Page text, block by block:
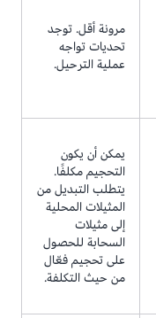
مرونة أقل. توجد
تحديات تواجه
عملية الترحيل.
يمكن أن يكون
التحجيم مكلفًا.
يتطلب التبديل من
المثيلات المحلية
إلى مثيلات
السحابة للحصول
على تحجيم فعّال
من حيث التكلفة.